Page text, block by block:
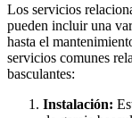
Los servicios
pueden incluir una
hasta el
servicios comunes
basculantes:
Instalación: